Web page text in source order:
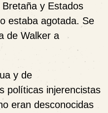
y Estados
estaba agotada. Se
de Walker a
y de
políticas injerencistas
eran desconocidas